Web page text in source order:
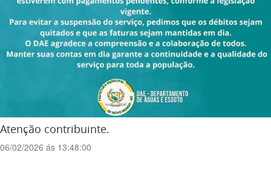
Atenção contribuinte.
06/02/2026 ás 13:48:00